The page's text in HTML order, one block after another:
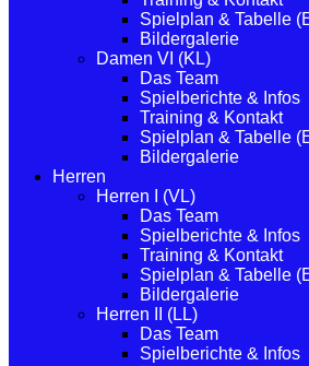
Spielplan & Tabelle
Bildergalerie
Damen VI (KL)
Das Team
Spielberichte & Infos
Training & Kontakt
Spielplan & Tabelle
Bildergalerie
Herren
Herren I (VL)
Das Team
Spielberichte & Infos
Training & Kontakt
Spielplan & Tabelle
Bildergalerie
Herren II (LL)
Das Team
Spielberichte & Infos